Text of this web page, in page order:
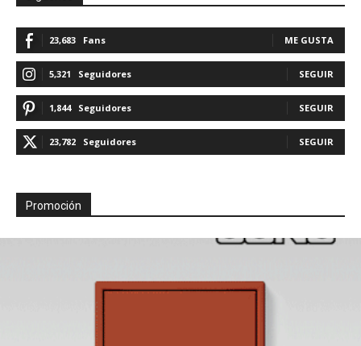
23,683 Fans ME GUSTA
5,321 Seguidores SEGUIR
1,844 Seguidores SEGUIR
23,782 Seguidores SEGUIR
Promoción